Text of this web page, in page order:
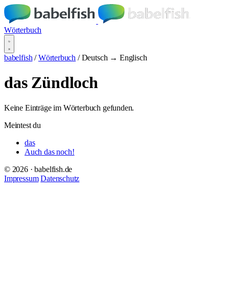
Wörterbuch
babelfish / Wörterbuch / Deutsch → Englisch
das Zündloch
Keine Einträge im Wörterbuch gefunden.
Meintest du
das
Auch das noch!
© 2026 · babelfish.de
Impressum Datenschutz